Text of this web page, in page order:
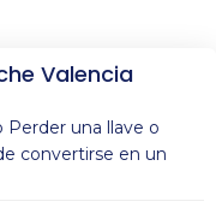
Valencia
Perder una llave o
convertirse en un